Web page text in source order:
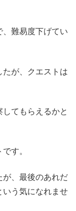
、難易度下げてい
たが、クエストは
てもらえるかと
す。
が、最後のあれだ
いう気になれませ